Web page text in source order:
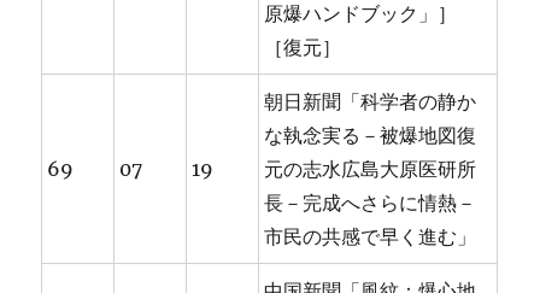
原爆ハンドブック」］
［復元］
69 07 19
朝日新聞「科学者の静か
な執念実る－被爆地図復
元の志水広島大原医研所
長－完成へさらに情熱－
市民の共感で早く進む」